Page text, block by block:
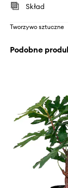
Skład
Tworzywo sztuczne
Podobne